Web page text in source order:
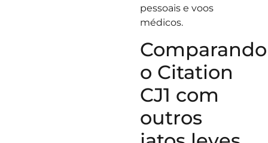
pessoais e voos
médicos.
Comparando
o Citation
CJ1 com
outros